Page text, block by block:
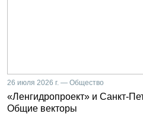
26 июля 2026 г. — Общество
«Ленгидропроект» и Санкт-
Общие векторы